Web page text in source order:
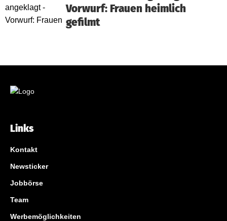
Vorwurf: Frauen heimlich
gefilmt
Links
Kontakt
Newsticker
Jobbörse
Team
Werbemöglichkeiten